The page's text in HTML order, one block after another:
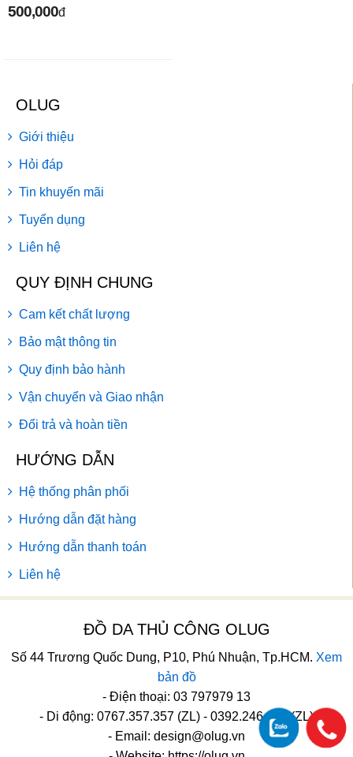
500,000đ
OLUG
Giới thiệu
Hỏi đáp
Tin khuyến mãi
Tuyển dụng
Liên hệ
QUY ĐỊNH CHUNG
Cam kết chất lượng
Bảo mật thông tin
Quy định bảo hành
Vận chuyển và Giao nhận
Đổi trả và hoàn tiền
HƯỚNG DẪN
Hệ thống phân phối
Hướng dẫn đặt hàng
Hướng dẫn thanh toán
Liên hệ
ĐỒ DA THỦ CÔNG OLUG
Số 44 Trương Quốc Dung, P10, Phú Nhuận, Tp.HCM. Xem
bản đồ
- Điện thoại: 03 797979 13
- Di động: 0767.357.357 (ZL) - 0392.246.246 (ZL)
- Email: design@olug.vn